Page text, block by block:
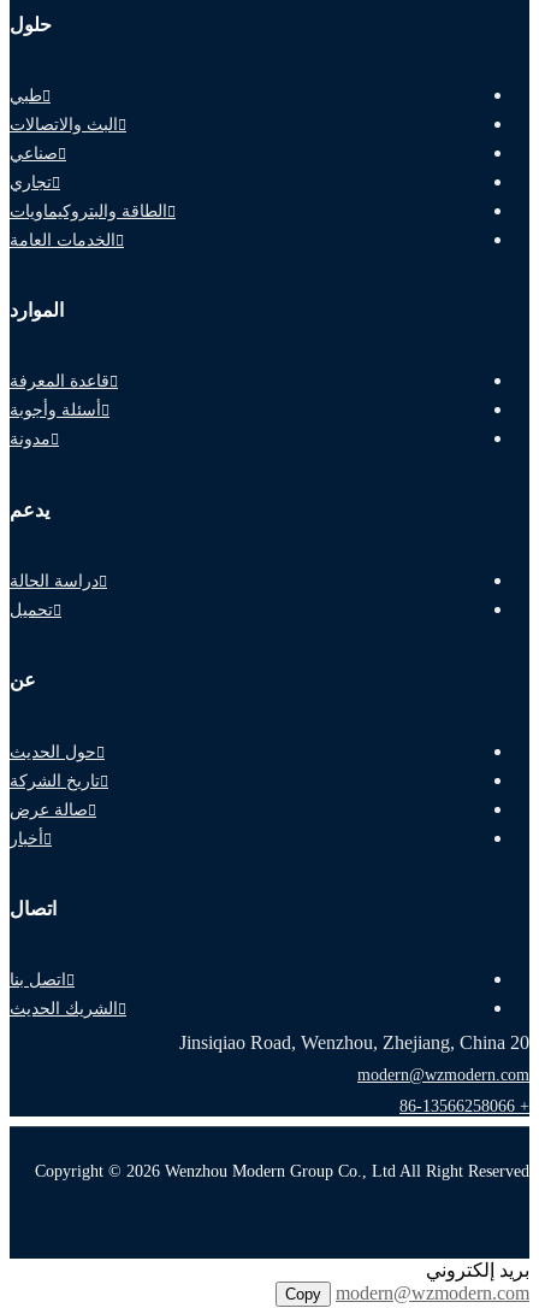
حلول
طبي
البث والاتصالات
صناعي
تجاري
الطاقة والبتروكيماويات
الخدمات العامة
الموارد
قاعدة المعرفة
أسئلة وأجوبة
مدونة
يدعم
دراسة الحالة
تحميل
عن
حول الحديث
تاريخ الشركة
صالة عرض
أخبار
اتصال
اتصل بنا
الشريك الحديث
20 Jinsiqiao Road, Wenzhou, Zhejiang, China
modern@wzmodern.com
+ 86-13566258066
Copyright © 2026 Wenzhou Modern Group Co., Ltd All Right Reserved
بريد إلكتروني
modern@wzmodern.com
Copy